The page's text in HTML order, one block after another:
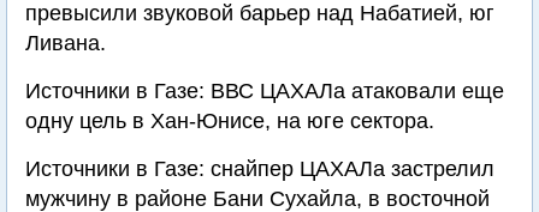
превысили звуковой барьер над Набатией, юг
Ливана.
Источники в Газе: ВВС ЦАХАЛа атаковали еще
одну цель в Хан-Юнисе, на юге сектора.
Источники в Газе: снайпер ЦАХАЛа застрелил
мужчину в районе Бани Сухайла, в восточной